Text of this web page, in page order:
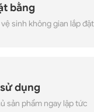
bằng
sinh không gian lắp
dụng
sản phẩm ngay lập tức